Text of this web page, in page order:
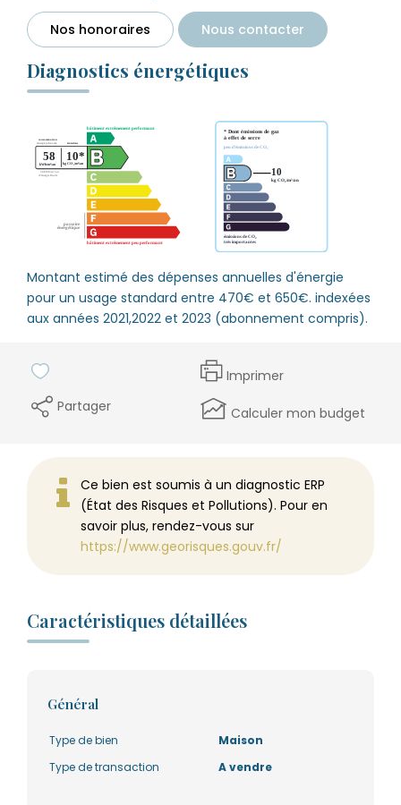
Nos honoraires Nous contacter
Diagnostics énergétiques
Montant estimé des dépenses annuelles d'énergie
pour un usage standard entre 470€ et 650€. indexées
aux années 2021,2022 et 2023 (abonnement compris).
Imprimer
Partager
Calculer mon budget
Ce bien est soumis à un diagnostic ERP
(État des Risques et Pollutions). Pour en
savoir plus, rendez-vous sur
https://www.georisques.gouv.fr/
Caractéristiques détaillées
Général
Type de bien
Maison
Type de transaction
A vendre